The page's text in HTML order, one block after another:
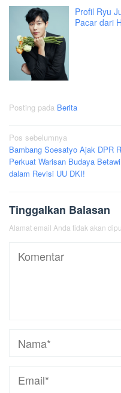
Profil Ryu
Pacar dari
Posting pada Berita
Navigasi
pos
Pos sebelumnya
Bambang Soesatyo Ajak DPR
Perkuat Warisan Budaya Betawi
dalam Revisi UU DKI!
Tinggalkan Balasan
Alamat email Anda tidak akan